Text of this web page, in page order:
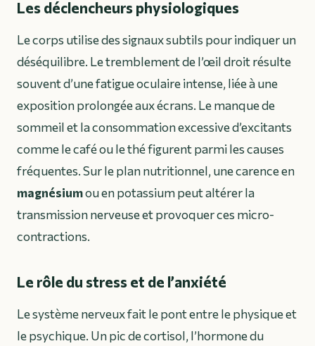
Les déclencheurs physiologiques
Le corps utilise des signaux subtils pour indiquer un
déséquilibre. Le tremblement de l’œil droit résulte
souvent d’une fatigue oculaire intense, liée à une
exposition prolongée aux écrans. Le manque de
sommeil et la consommation excessive d’excitants
comme le café ou le thé figurent parmi les causes
fréquentes. Sur le plan nutritionnel, une carence en
magnésiumou en potassium peut altérer la
transmission nerveuse et provoquer ces micro-
contractions.
Le rôle du stress et de l’anxiété
Le système nerveux fait le pont entre le physique et
le psychique. Un pic de cortisol, l’hormone du